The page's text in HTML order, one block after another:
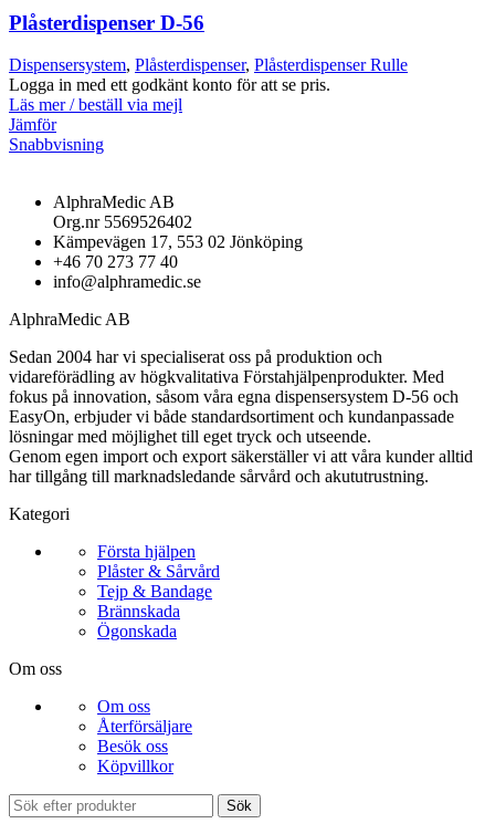
Plåsterdispenser D-56
Dispensersystem, Plåsterdispenser, Plåsterdispenser Rulle
Logga in med ett godkänt konto för att se pris.
Läs mer / beställ via mejl
Jämför
Snabbvisning
AlphraMedic AB
Org.nr 5569526402
Kämpevägen 17, 553 02 Jönköping
+46 70 273 77 40
info@alphramedic.se
AlphraMedic AB
Sedan 2004 har vi specialiserat oss på produktion och
vidareförädling av högkvalitativa Förstahjälpenprodukter. Med
fokus på innovation, såsom våra egna dispensersystem D-56 och
EasyOn, erbjuder vi både standardsortiment och kundanpassade
lösningar med möjlighet till eget tryck och utseende.
Genom egen import och export säkerställer vi att våra kunder alltid
har tillgång till marknadsledande sårvård och akututrustning.
Kategori
Första hjälpen
Plåster & Sårvård
Tejp & Bandage
Brännskada
Ögonskada
Om oss
Om oss
Återförsäljare
Besök oss
Köpvillkor
Sök